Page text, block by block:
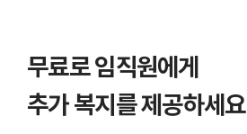
무료로 임직원에게
추가 복지를 제공하세요